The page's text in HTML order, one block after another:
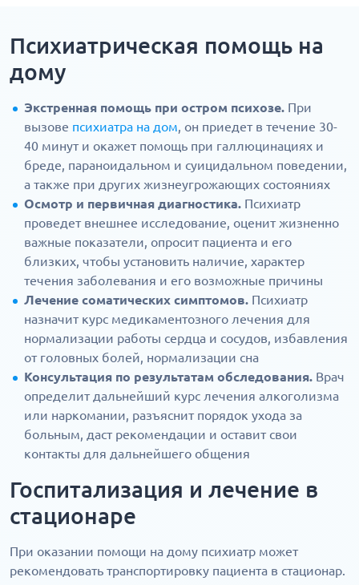
Психиатрическая помощь на
дому
Экстренная помощь при остром психозе. При
вызове психиатра на дом, он приедет в течение 30-
40 минут и окажет помощь при галлюцинациях и
бреде, параноидальном и суицидальном поведении,
а также при других жизнеугрожающих состояниях
Осмотр и первичная диагностика. Психиатр
проведет внешнее исследование, оценит жизненно
важные показатели, опросит пациента и его
близких, чтобы установить наличие, характер
течения заболевания и его возможные причины
Лечение соматических симптомов. Психиатр
назначит курс медикаментозного лечения для
нормализации работы сердца и сосудов, избавления
от головных болей, нормализации сна
Консультация по результатам обследования. Врач
определит дальнейший курс лечения алкоголизма
или наркомании, разъяснит порядок ухода за
больным, даст рекомендации и оставит свои
контакты для дальнейшего общения
Госпитализация и лечение в
стационаре
При оказании помощи на дому психиатр может
рекомендовать транспортировку пациента в стационар.